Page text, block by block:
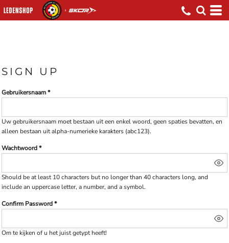
SIGN UP
Gebruikersnaam
Uw gebruikersnaam moet bestaan uit een enkel woord, geen spaties bevatten, en
alleen bestaan uitalpha-numerieke karakters (abc123).
Wachtwoord
Should be at least 10 characters but no longer than 40 characters long, and
include an uppercase letter, a number, and a symbol.
Confirm Password
Om te kijken of u het juist getypt heeft!